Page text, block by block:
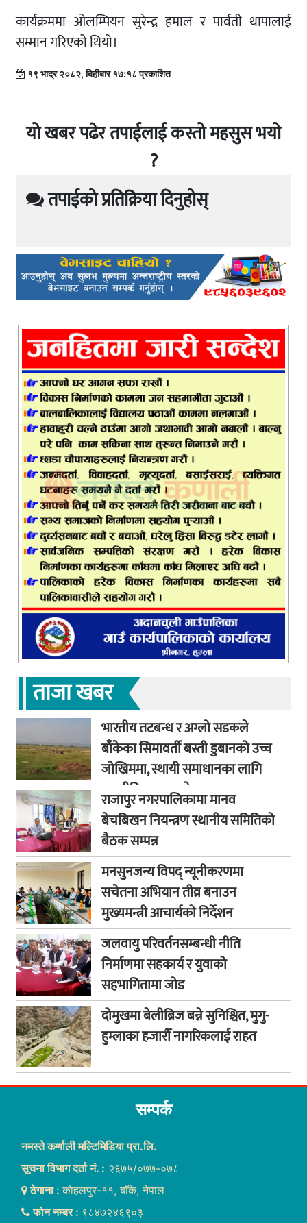
कार्यक्रममा ओलम्पियन सुरेन्द्र हमाल र पार्वती थापालाई
सम्मान गरिएको थियो।
१९ भाद्र २०८२, बिहीबार १७:१८ प्रकाशित
यो खबर पढेर तपाईलाई कस्तो महसुस भयो
?
तपाईको प्रतिक्रिया दिनुहोस्
ताजा खबर
भारतीय तटबन्ध र अग्लो सडकले
बाँकेका सिमावर्ती बस्ती डुबानको उच्च
जोखिममा, स्थायी समाधानका लागि
कूटनीतिक पहलको माग
राजापुर नगरपालिकामा मानव
बेचबिखन नियन्त्रण स्थानीय समितिको
बैठक सम्पन्न
मनसुनजन्य विपद् न्यूनीकरणमा
सचेतना अभियान तीव्र बनाउन
मुख्यमन्त्री आचार्यको निर्देशन
जलवायु परिवर्तनसम्बन्धी नीति
निर्माणमा सहकार्य र युवाको
सहभागितामा जोड
दोमुखमा बेलीब्रिज बन्ने सुनिश्चित, मुगु-
हुम्लाका हजारौँ नागरिकलाई राहत
सम्पर्क
नमस्ते कर्णाली मल्टिमिडिया प्रा.लि.
सूचना विभाग दर्ता नं. : २६७५/०७७-०७८
ठेगाना :काेहलपुर-११, बाँके, नेपाल
फोन नम्बर : ९८४७२४६९०३